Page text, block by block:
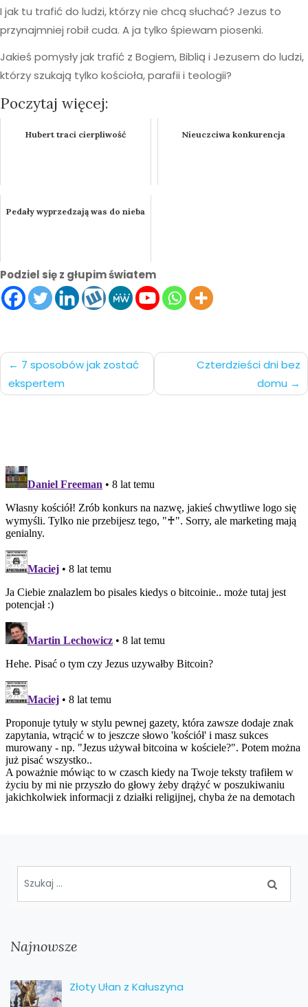
I jak tu trafić do ludzi, którzy nie chcą słuchać? Jezus to
przynajmniej robił cuda. A ja tylko śpiewam piosenki.
Jakieś pomysły jak trafić z Bogiem, Biblią i Jezusem do ludzi,
którzy szukają tylko kościoła, parafii i teologii?
Poczytaj więcej:
Hubert traci cierpliwość Nieuczciwa konkurencja
Pedały wyprzedzają was do nieba
Podziel się z głupim światem
Nawigacja
po
7 sposobów jak zostać
ekspertem
Czterdzieści dni bez
domu
Najnowsze
Złoty Ułan z Kałuszyna